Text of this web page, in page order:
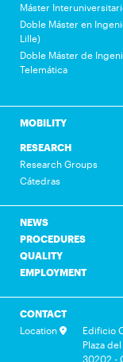
Máster
Doble Máster en
Lille)
Doble Máster de
Telemática
MOBILITY
RESEARCH
Research Groups
Cátedras
NEWS
PROCEDURES
QUALITY
EMPLOYMENT
CONTACT
Location
Edificio
Plaza
30202 -